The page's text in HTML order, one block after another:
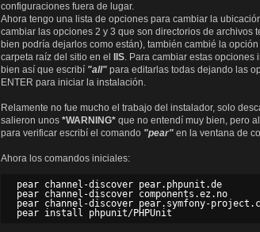
configuraciones fuera de lugar.
Ahora tengo una lista de opciones para cambiar la
cambiar las opciones 2 y 3 que son directorios de archivos
bien podría dejarlos como están), también cambié la opción
carpeta raíz del sitio en el
IIS . Para cambiar estas
bien así que escribí "all" para editarlas todas dejando las
ENTER para iniciar la instalación.
Relamente no fue mucho el trabajo del instalador, solo
salieron unos *WARNING* que no entendí muy bien, pero
para verificar escribí el comando "pear" en la ventana de
Ahora los comandos iniciales:
pear channel-discover pear.phpunit.de
pear channel-discover components.ez.no
pear channel-discover pear.symfony-